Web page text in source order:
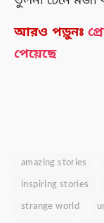
আরও পড়ুনঃ
পেয়েছে
amazing stories
inspiring stories
strange world